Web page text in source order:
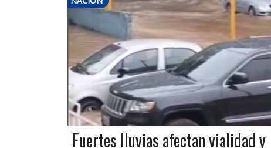
Fuertes lluvias afectan vialidad y